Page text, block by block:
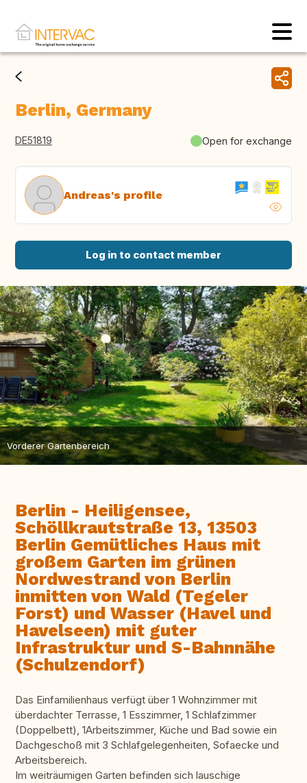
Berlin, Germany
DE51819 Open for exchange
Andreas's profile
Log in to contact member
Vorderer Gartenbereich
Berlin - Heiligensee,
Schöllkrautstraße 13, 13503
Berlin Gemütliches Haus mit
großem Garten im grünen
Nordwestrand von Berlin
inmitten von Wald (Tegeler
Forst) und Wasser (Havel und
Havelseen) mit guter
Infrastruktur und S-Bahnnähe
(Schulzendorf)
Das Einfamilienhaus verfügt über 1 Wohnzimmer mit
überdachter Terrasse, 1 Esszimmer, 1 Schlafzimmer
(Doppelbett), 1Arbeitszimmer, Küche und Bad sowie ein
Dachgeschoß mit 3 Schlafgelegenheiten, Sofaecke und
Arbeitsbereich.
Im weiträumigen Garten befinden sich lauschige